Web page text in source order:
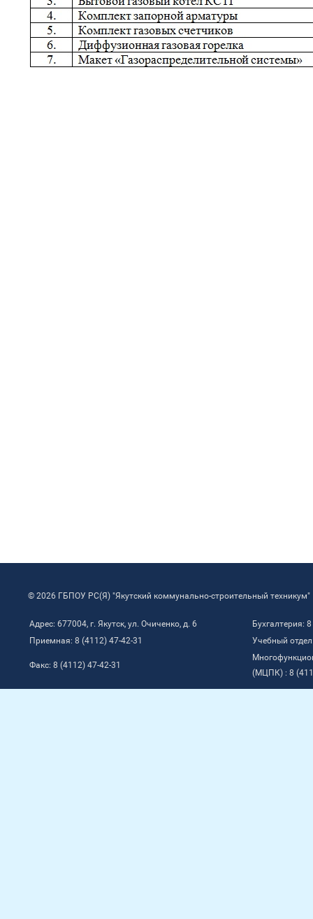
© 2026 ГБПОУ РС(Я) "Якутский коммунально-строительный техникум"
Адрес: 677004, г. Якутск, ул. Очиченко, д. 6
Бухгалтерия:
Приемная: 8 (4112) 47-42-31
Учебный
Факс: 8 (4112) 47-42-31
(МЦПК) : 8